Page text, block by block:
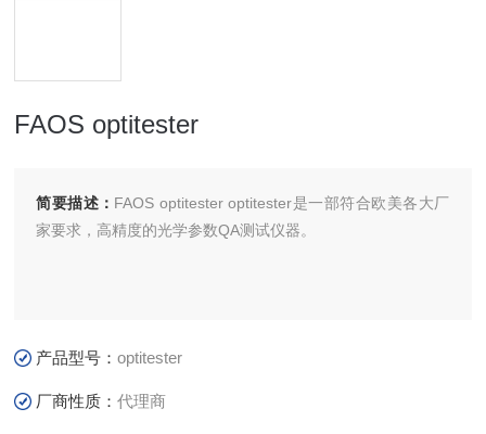
FAOS optitester
简要描述： FAOS optitester optitester是一部符合欧美各大厂
家要求，高精度的光学参数QA测试仪器。
产品型号：optitester
厂商性质：代理商